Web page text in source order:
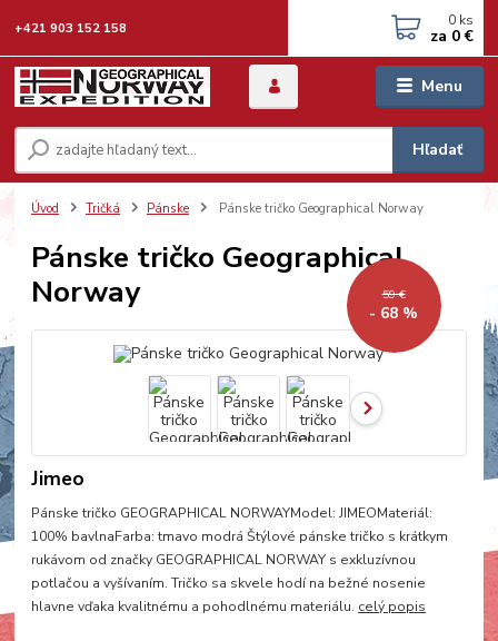
Menu
Hľadať
+421 903 152 158 0 ks
za 0 €
Úvod Tričká Pánske Pánske tričko Geographical Norway
Pánske tričko Geographical
Norway
59 €
- 68 %
Jimeo
Pánske tričko GEOGRAPHICAL NORWAYModel: JIMEOMateriál:
100% bavlnaFarba: tmavo modrá Štýlové pánske tričko s krátkym
rukávom od značky GEOGRAPHICAL NORWAY s exkluzívnou
potlačou a vyšívaním. Tričko sa skvele hodí na bežné nosenie
hlavne vďaka kvalitnému a pohodlnému materiálu. celý popis